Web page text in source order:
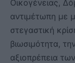
Οικογένειας,
αντιμέτωπη με
στεγαστική
βιωσιμότητα,
αξιοπρέπεια